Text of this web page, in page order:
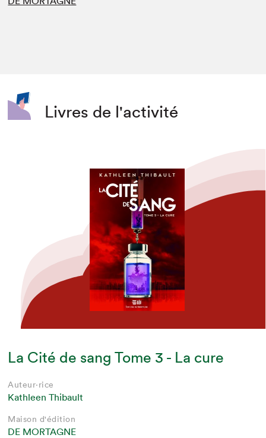
Livres de l'activité
La Cité de sang Tome 3 - La cure
Auteur·rice
Kathleen Thibault
Maison d'édition
DE MORTAGNE